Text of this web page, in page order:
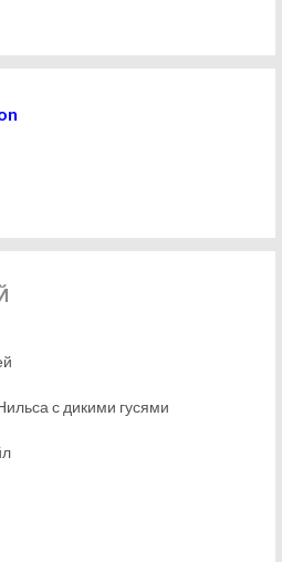
с дикими гусями